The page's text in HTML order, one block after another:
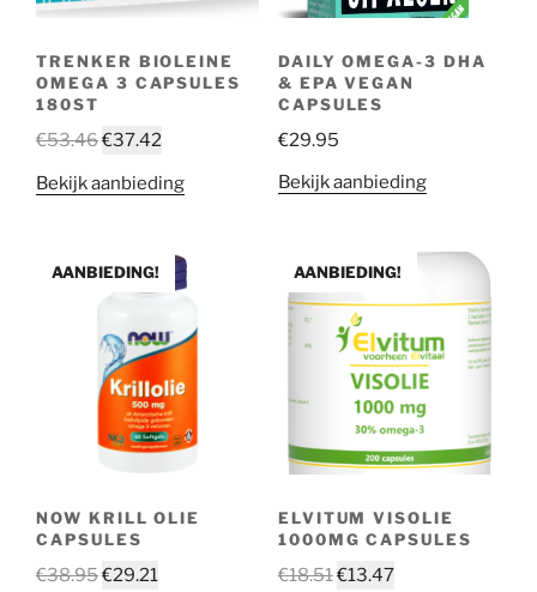
TRENKER BIOLEINE
OMEGA 3 CAPSULES
180ST
€53.46€37.42
Bekijk aanbieding
DAILY OMEGA-3 DHA
& EPA VEGAN
CAPSULES
€29.95
Bekijk aanbieding
AANBIEDING!
NOW KRILL OLIE
CAPSULES
€38.95€29.21
AANBIEDING!
ELVITUM VISOLIE
1000MG CAPSULES
€18.51€13.47